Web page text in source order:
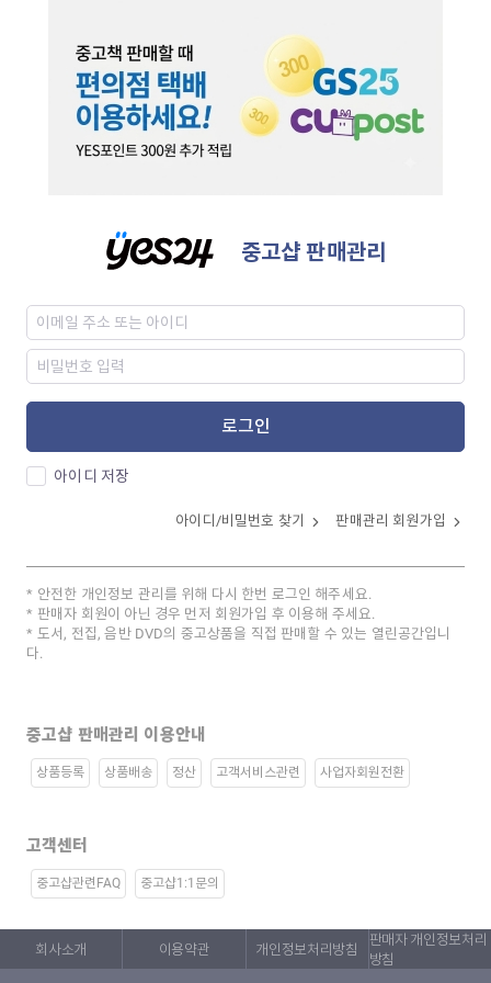
중고샵 판매관리
로그인
아이디 저장
아이디/비밀번호 찾기 판매관리 회원가입
안전한 개인정보 관리를 위해 다시 한번 로그인 해주세요.
판매자 회원이 아닌 경우 먼저 회원가입 후 이용해 주세요.
도서, 전집, 음반 DVD의 중고상품을 직접 판매할 수 있는 열린공간입니
다.
중고샵 판매관리 이용안내
상품등록 상품배송 정산 고객서비스관련 사업자회원전환
고객센터
중고샵관련FAQ 중고샵1:1문의
회사소개 이용약관 개인정보처리방침
판매자 개인정보처리
방침